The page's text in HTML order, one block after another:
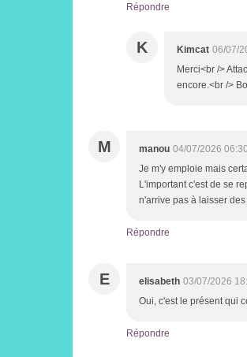
Répondre
K Kimcat 06/07/
Merci<br />
encore.<br />
M manou 04/07/2026 06:30
Je m'y emploie mais
L'important c'est de se
n'arrive pas à laisser
Répondre
E elisabeth 03/07/2026
Oui, c'est le présent qui
Répondre